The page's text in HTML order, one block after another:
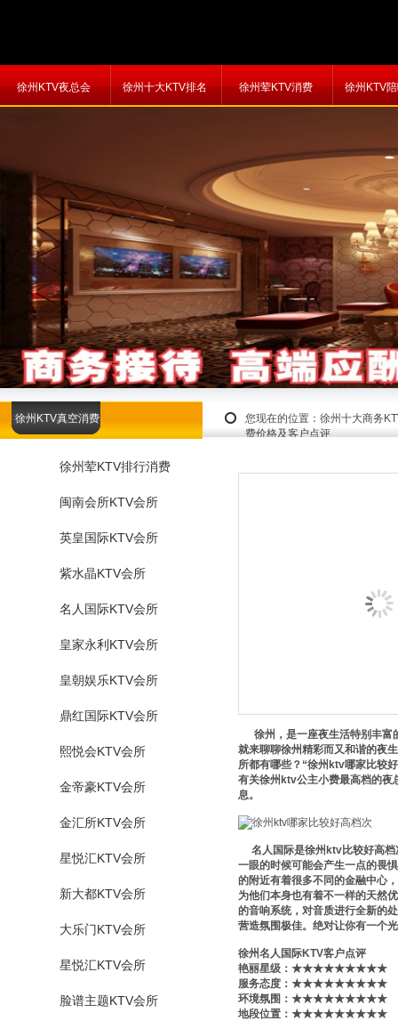
徐州KTV夜总会 徐州十大KTV排名 徐州荤KTV消费 徐州KTV
您现在的位置： 徐州十大商务
费价格及客户点评
徐州KTV真空消费
徐州荤KTV排行消费
闽南会所KTV会所
英皇国际KTV会所
紫水晶KTV会所
名人国际KTV会所
皇家永利KTV会所
皇朝娱乐KTV会所
鼎红国际KTV会所
熙悦会KTV会所
金帝豪KTV会所
金汇所KTV会所
星悦汇KTV会所
新大都KTV会所
大乐门KTV会所
星悦汇KTV会所
脸谱主题KTV会所
徐州，是一座夜生活特别丰富
就来聊聊徐州精彩而又和谐的夜
所都有哪些？“徐州ktv哪家比较
有关徐州ktv公主小费最高档的夜
息。
名人国际是徐州ktv比较好高档
一眼的时候可能会产生一点的畏
的附近有着很多不同的金融中心
为他们本身也有着不一样的天然
的音响系统，对音质进行全新的
营造氛围极佳。绝对让你有一个
徐州名人国际KTV客户点评
艳丽星级​‌‌：★★★★★★★★★
服务态度：★★★★★★★★★
环境氛围：★★★★★★★★★
地段位置：★★★★★★★★★